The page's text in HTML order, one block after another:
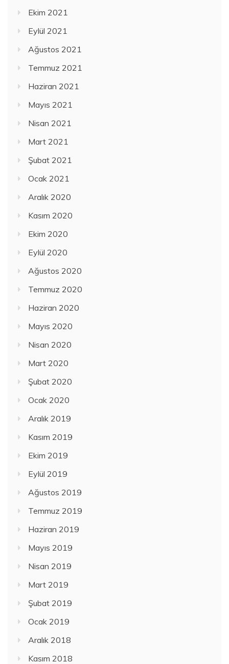
Ekim 2021
Eylül 2021
Ağustos 2021
Temmuz 2021
Haziran 2021
Mayıs 2021
Nisan 2021
Mart 2021
Şubat 2021
Ocak 2021
Aralık 2020
Kasım 2020
Ekim 2020
Eylül 2020
Ağustos 2020
Temmuz 2020
Haziran 2020
Mayıs 2020
Nisan 2020
Mart 2020
Şubat 2020
Ocak 2020
Aralık 2019
Kasım 2019
Ekim 2019
Eylül 2019
Ağustos 2019
Temmuz 2019
Haziran 2019
Mayıs 2019
Nisan 2019
Mart 2019
Şubat 2019
Ocak 2019
Aralık 2018
Kasım 2018